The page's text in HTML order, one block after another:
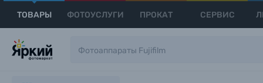
ТОВАРЫ ФОТОУСЛУГИ ПРОКАТ СЕРВИС